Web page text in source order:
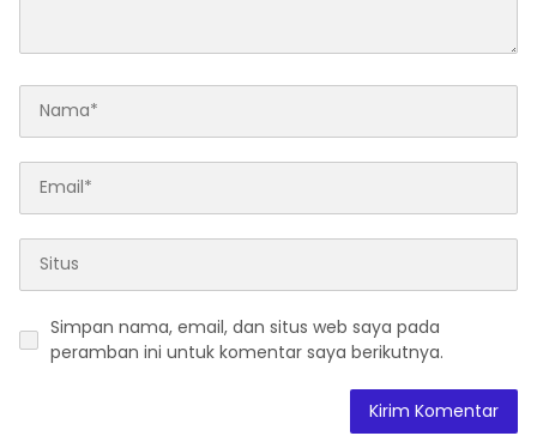
Simpan nama, email, dan situs web saya pada
peramban ini untuk komentar saya berikutnya.